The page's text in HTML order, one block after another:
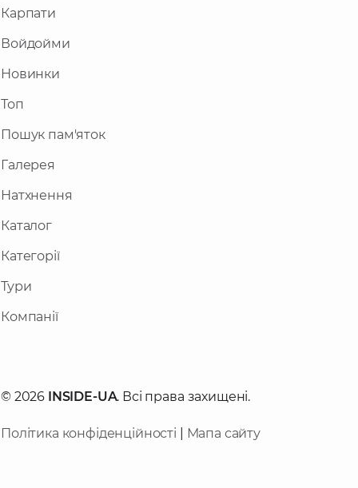
Карпати
Войдойми
Новинки
Топ
Пошук пам'яток
Галерея
Натхнення
Каталог
Категорії
Тури
Компанії
© 2026 INSIDE-UA. Всі права захищені.
Політика конфіденційності Мапа сайту